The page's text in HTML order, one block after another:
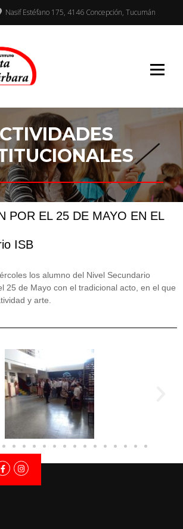
Nasif Estéfano 175, 4146 Concepción, Tucumán
POR EL 25 DE MAYO EN EL
ISB
los alumno del Nivel Secundario
25 de Mayo con el tradicional acto, en el que
y arte.